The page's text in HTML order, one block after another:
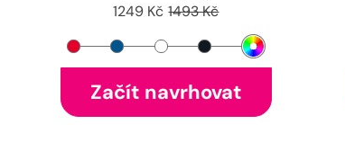
1249 Kč 1493 Kč
Začít navrhovat